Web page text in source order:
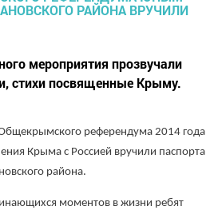
мероприятия прозвучали
стихи посвященные Крыму.
референдума 2014 года
Крыма с Россией вручили паспорта
района.
моментов в жизни ребят